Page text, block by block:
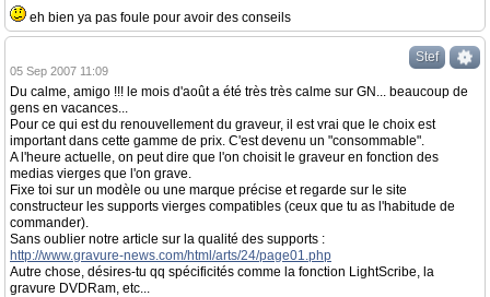
eh bien ya pas foule pour avoir des conseils
Stef
05 Sep 2007 11:09
Du calme, amigo !!! le mois d'août a été très très calme sur GN... beaucoup de
gens en vacances...
Pour ce qui est du renouvellement du graveur, il est vrai que le choix est
important dans cette gamme de prix. C'est devenu un "consommable".
A l'heure actuelle, on peut dire que l'on choisit le graveur en fonction des
medias vierges que l'on grave.
Fixe toi sur un modèle ou une marque précise et regarde sur le site
constructeur les supports vierges compatibles (ceux que tu as l'habitude de
commander).
Sans oublier notre article sur la qualité des supports :
http://www.gravure-news.com/html/arts/24/page01.php
Autre chose, désires-tu qq spécificités comme la fonction LightScribe, la
gravure DVDRam, etc...